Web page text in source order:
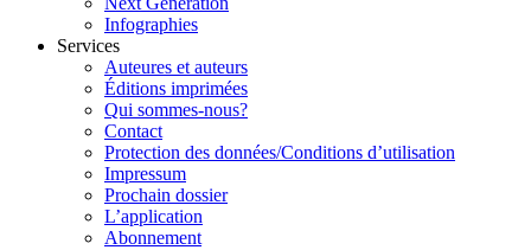
Infographies
Services
Auteures et auteurs
Éditions imprimées
Qui sommes-nous?
Contact
Protection des données/Conditions d’utilisation
Impressum
Prochain dossier
L’application
Abonnement